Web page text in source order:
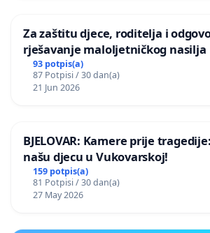
Za zaštitu djece, roditelja i
rješavanje maloljetničkog nasilja
93 potpis(a)
87 Potpisi / 30 dan(a)
21 Jun 2026
BJELOVAR: Kamere prije
našu djecu u Vukovarskoj!
159 potpis(a)
81 Potpisi / 30 dan(a)
27 May 2026